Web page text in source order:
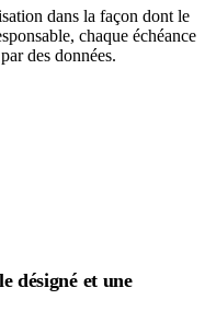
dans la façon dont le
chaque échéance
des données.
désigné et une